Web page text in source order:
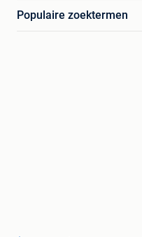
Populaire zoektermen